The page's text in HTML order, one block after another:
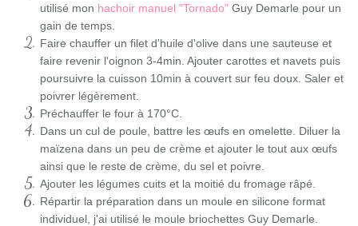
utilisé mon hachoir manuel "Tornado" Guy Demarle pour un
gain de temps.
Faire chauffer un filet d'huile d'olive dans une sauteuse et
faire revenir l'oignon 3-4min. Ajouter carottes et navets puis
poursuivre la cuisson 10min à couvert sur feu doux. Saler et
poivrer légèrement.
Préchauffer le four à 170°C.
Dans un cul de poule, battre les œufs en omelette. Diluer la
maïzena dans un peu de crème et ajouter le tout aux œufs
ainsi que le reste de crème, du sel et poivre.
Ajouter les légumes cuits et la moitié du fromage râpé.
Répartir la préparation dans un moule en silicone format
individuel, j'ai utilisé le moule briochettes Guy Demarle.